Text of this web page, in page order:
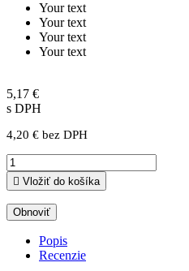
Your text
Your text
Your text
Your text
5,17 €
s DPH
4,20 € bez DPH
 Vložiť do košíka
Popis
Recenzie